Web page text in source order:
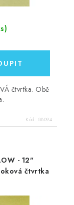
čtvrtka. Obě
Kód: 88094
- 12"
čtvrtka